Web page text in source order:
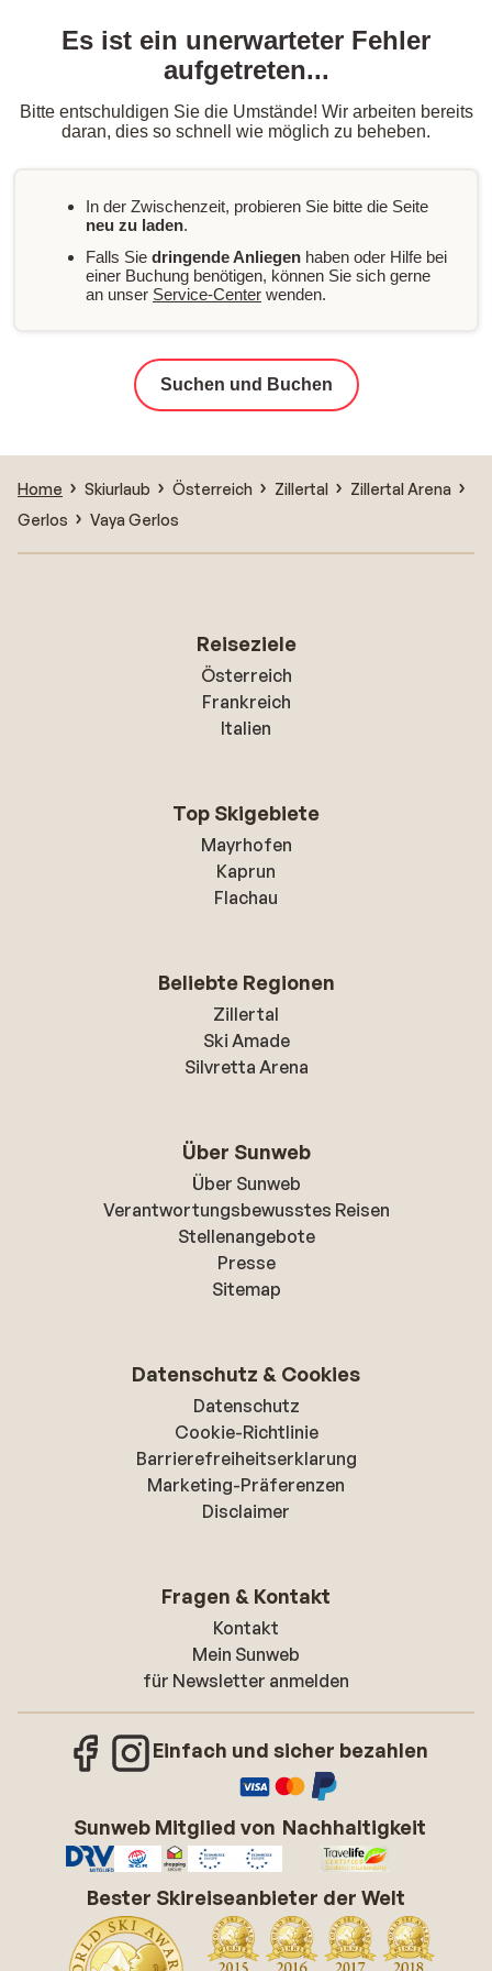
Es ist ein unerwarteter Fehler
aufgetreten...
Bitte entschuldigen Sie die Umstände! Wir arbeiten bereits
daran, dies so schnell wie möglich zu beheben.
In der Zwischenzeit, probieren Sie bitte die Seite
neu zu laden.
Falls Sie dringende Anliegen haben oder Hilfe bei
einer Buchung benötigen, können Sie sich gerne
an unser Service-Center wenden.
Suchen und Buchen
Home Skiurlaub Österreich Zillertal
Zillertal Arena
Gerlos
Vaya Gerlos
Reiseziele
Österreich
Frankreich
Italien
Top Skigebiete
Mayrhofen
Kaprun
Flachau
Beliebte Regionen
Zillertal
Ski Amade
Silvretta Arena
Über Sunweb
Über Sunweb
Verantwortungsbewusstes Reisen
Stellenangebote
Presse
Sitemap
Datenschutz & Cookies
Datenschutz
Cookie-Richtlinie
Barrierefreiheitserklarung
Marketing-Präferenzen
Disclaimer
Fragen & Kontakt
Kontakt
Mein Sunweb
für Newsletter anmelden
Einfach und sicher bezahlen
Sunweb Mitglied von Nachhaltigkeit
Bester Skireiseanbieter der Welt